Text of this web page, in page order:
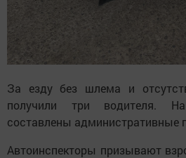
За езду без шлема и
получили три водителя.
составлены административные
Автоинспекторы призывают